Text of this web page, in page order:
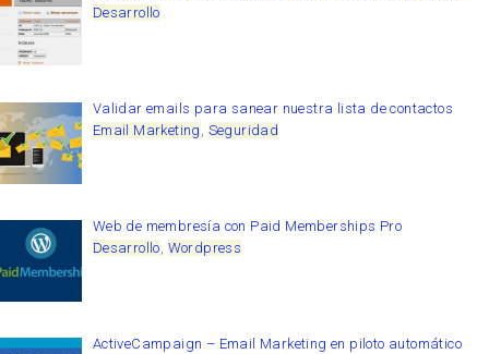
Desarrollo
Validar emails para sanear nuestra lista de contactos
Email Marketing Seguridad
Web de membresía con Paid Memberships Pro
Desarrollo, Wordpress
ActiveCampaign – Email Marketing en piloto automático